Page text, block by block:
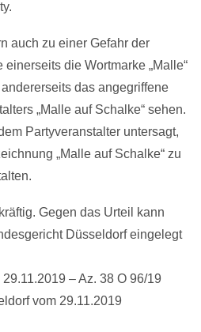
auch zu einer Gefahr der
die Wortmarke „Malle“
das angegriffene
„Malle auf Schalke“ sehen.
Partyveranstalter untersagt,
„Malle auf Schalke“ zu
Gegen das Urteil kann
Düsseldorf eingelegt
– Az. 38 O 96/19
vom 29.11.2019